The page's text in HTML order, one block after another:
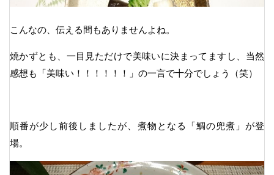
こんなの、伝える間もありませんよね。
焼かずとも、一目見ただけで美味いに決まってますし、当然
感想も「美味い！！！！！！」の一言で十分でしょう（笑）
順番が少し前後しましたが、煮物となる「鯛の兜煮」が登
場。